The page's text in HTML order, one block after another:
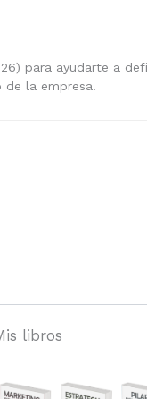
para ayudarte a
de la empresa.
libros